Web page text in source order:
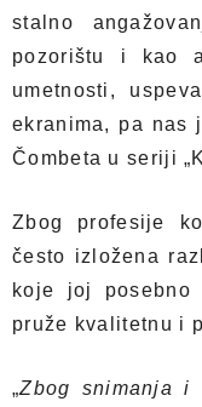
stalno
pozorištu i kao
umetnosti,
ekranima, pa nas
Čombeta u seriji
Zbog profesije
često izložena
koje joj
pruže kvalitetnu i
„Zbog snimanja i